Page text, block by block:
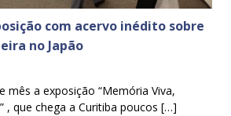
com acervo inédito sobre
no Japão
mês a exposição “Memória Viva,
, que chega a Curitiba poucos […]